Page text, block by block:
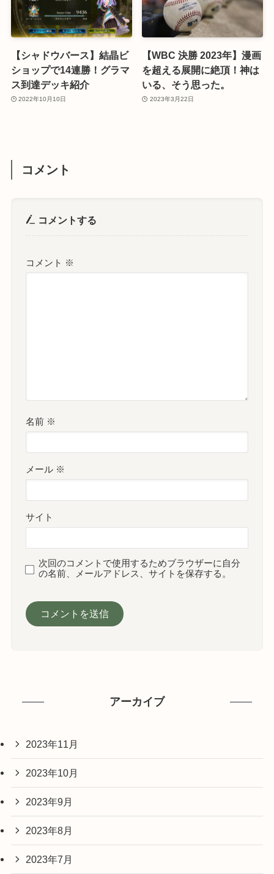
【シャドウバース】結晶ビ
ショップで14連勝！グラマ
ス到達デッキ紹介
2022年10月10日
【WBC 決勝 2023年】漫画
を超える展開に絶頂！神は
いる、そう思った。
2023年3月22日
コメント
コメントする
コメント ※
名前 ※
メール ※
サイト
次回のコメントで使用するためブラウザーに自分
の名前、メールアドレス、サイトを保存する。
アーカイブ
2023年11月
2023年10月
2023年9月
2023年8月
2023年7月